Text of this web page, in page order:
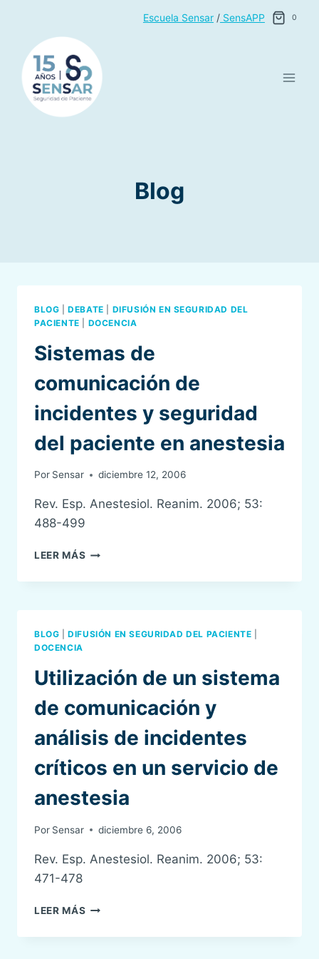
contenido
Escuela Sensar/SensAPP 0
Blog
BLOG |DEBATE
DIFUSIÓN EN SEGURIDAD DEL
PACIENTE
DOCENCIA
Sistemas de
comunicación de
incidentes y seguridad
del paciente en anestesia
Por Sensar diciembre 12, 2006
Rev. Esp. Anestesiol. Reanim. 2006; 53:
488-499
LEER MÁS SISTEMAS
COMUNICACIÓN
PACIENTE
EN
ANESTESIA
BLOG |DIFUSIÓN EN SEGURIDAD DEL PACIENTE
DOCENCIA
Utilización de un sistema
de comunicación y
análisis de incidentes
críticos en un servicio de
anestesia
Por Sensar diciembre 6, 2006
Rev. Esp. Anestesiol. Reanim. 2006; 53:
471-478
LEER MÁS UTILIZACIÓN
UN